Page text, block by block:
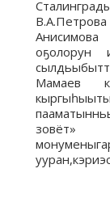
оҕолорун
Мамаев
зовёт»